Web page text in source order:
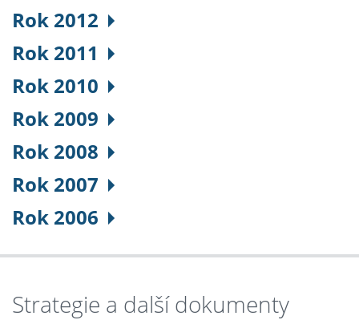
Rok 2012
Rok 2011
Rok 2010
Rok 2009
Rok 2008
Rok 2007
Rok 2006
Strategie a další dokumenty